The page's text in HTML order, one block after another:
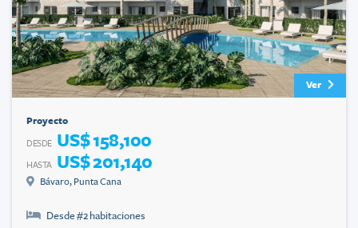
Ver
Proyecto
DESDE US$ 158,100
HASTA US$ 201,140
Bávaro, Punta Cana
Desde #2 habitaciones